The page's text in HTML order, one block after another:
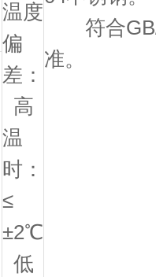
温度
偏
差：
高
温
时：
≤
±2℃
低
符合GB/
准。